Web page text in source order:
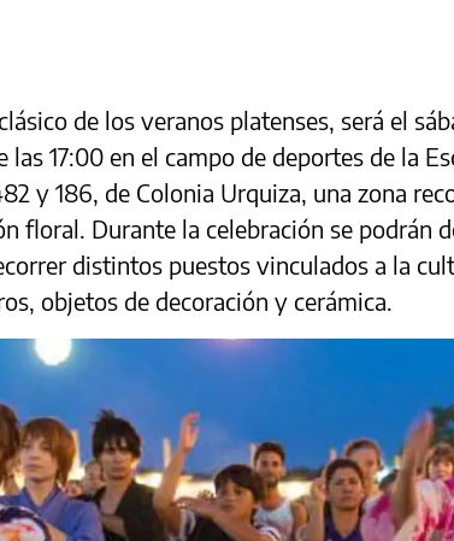
de los veranos platenses, será el
17:00 en el campo de deportes de la
y 186, de Colonia Urquiza, una zona
floral. Durante la celebración se podrán
distintos puestos vinculados a la
objetos de decoración y cerámica.